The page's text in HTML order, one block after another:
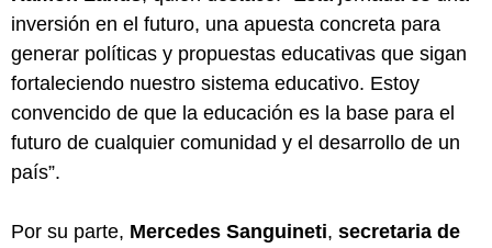
inversión en el futuro, una apuesta concreta para
generar políticas y propuestas educativas que sigan
fortaleciendo nuestro sistema educativo. Estoy
convencido de que la educación es la base para el
futuro de cualquier comunidad y el desarrollo de un
país”.
Por su parte, Mercedes Sanguineti, secretaria de